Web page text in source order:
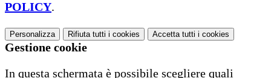
POLICY.
Personalizza Rifiuta tutti i cookies Accetta tutti i cookies
Gestione cookie
In questa schermata è possibile scegliere quali